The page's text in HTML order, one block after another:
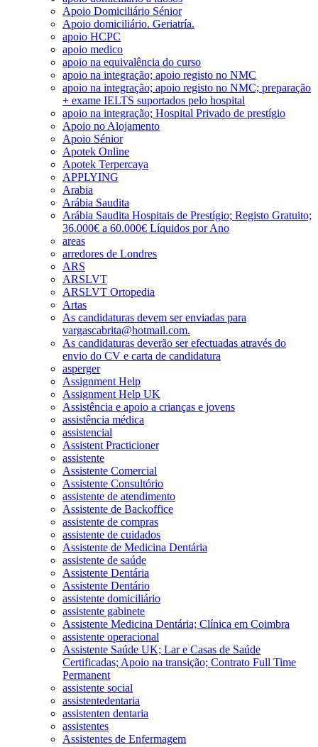
Apoio Domiciliário Sénior
Apoio domiciliário. Geriatría.
apoio HCPC
apoio medico
apoio na equivalência do curso
apoio na integração; apoio registo no NMC
apoio na integração; apoio registo no NMC; preparação
+ exame IELTS suportados pelo hospital
apoio na integração; Hospital Privado de prestígio
Apoio no Alojamento
Apoio Sénior
Apotek Online
Apotek Terpercaya
APPLYING
Arabia
Arábia Saudita
Arábia Saudita Hospitais de Prestígio; Registo Gratuito;
36.000€ a 60.000€ Líquidos por Ano
areas
arredores de Londres
ARS
ARSLVT
ARSLVT Ortopedia
Artas
As candidaturas devem ser enviadas para
vargascabrita@hotmail.com.
As candidaturas deverão ser efectuadas através do
envio do CV e carta de candidatura
asperger
Assignment Help
Assignment Help UK
Assistência e apoio a crianças e jovens
assistência médica
assistencial
Assistent Practicioner
assistente
Assistente Comercial
Assistente Consultório
assistente de atendimento
Assistente de Backoffice
assistente de compras
assistente de cuidados
Assistente de Medicina Dentária
assistente de saúde
Assistente Dentária
Assistente Dentário
assistente domiciliário
assistente gabinete
Assistente Medicina Dentária; Clínica em Coimbra
assistente operacional
Assistente Saúde UK; Lar e Casas de Saúde
Certificadas; Apoio na transição; Contrato Full Time
Permanent
assistente social
assistentedentaria
assistenten dentaria
assistentes
Assistentes de Enfermagem